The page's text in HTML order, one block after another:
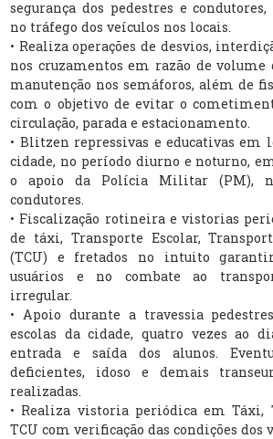
segurança dos pedestres e
no tráfego dos veículos nos locais.
• Realiza operações de desvios,
nos cruzamentos em razão de volume
manutenção nos semáforos, além de
com o objetivo de evitar o
circulação, parada e estacionamento.
• Blitzen repressivas e educativas em
cidade, no período diurno e noturno,
o apoio da Polícia Militar (PM),
condutores.
• Fiscalização rotineira e vistorias
de táxi, Transporte Escolar,
(TCU) e fretados no intuito
usuários e no combate ao
irregular.
• Apoio durante a travessia
escolas da cidade, quatro vezes ao
entrada e saída dos alunos.
deficientes, idoso e demais
realizadas.
• Realiza vistoria periódica em Táxi,
TCU com verificação das condições dos